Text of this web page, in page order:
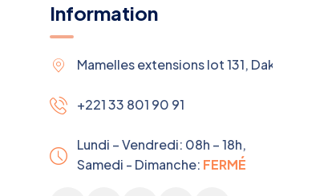
Information
Mamelles extensions lot 131, Dakar, Sénégal
+221 33 801 90 91
Lundi – Vendredi: 08h – 18h,
Samedi - Dimanche: FERMÉ